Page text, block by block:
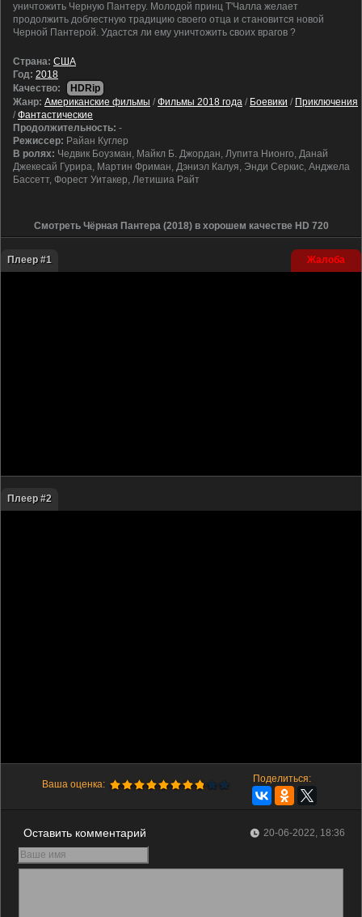
уничтожить Черную Пантеру. Молодой принц Т'Чалла желает
продолжить доблестную традицию своего отца и становится новой
Черной Пантерой. Удастся ли ему уничтожить своих врагов ?
Cтрана: США
Год: 2018
Качество:
HDRip
Жанр: Американские фильмы / Фильмы 2018 года / Боевики / Приключения
/ Фантастические
Продолжительность: -
Режиссер: Райан Куглер
В ролях: Чедвик Боузман, Майкл Б. Джордан, Лупита Нионго, Данай
Джекесай Гурира, Мартин Фриман, Дэниэл Калуя, Энди Серкис, Анджела
Бассетт, Форест Уитакер, Летишиа Райт
Смотреть Чёрная Пантера (2018) в хорошем качестве HD 720
Плеер #1 Жалоба
Плеер #2
Ваша оценка: Поделиться:
Оставить комментарий 20-06-2022, 18:36